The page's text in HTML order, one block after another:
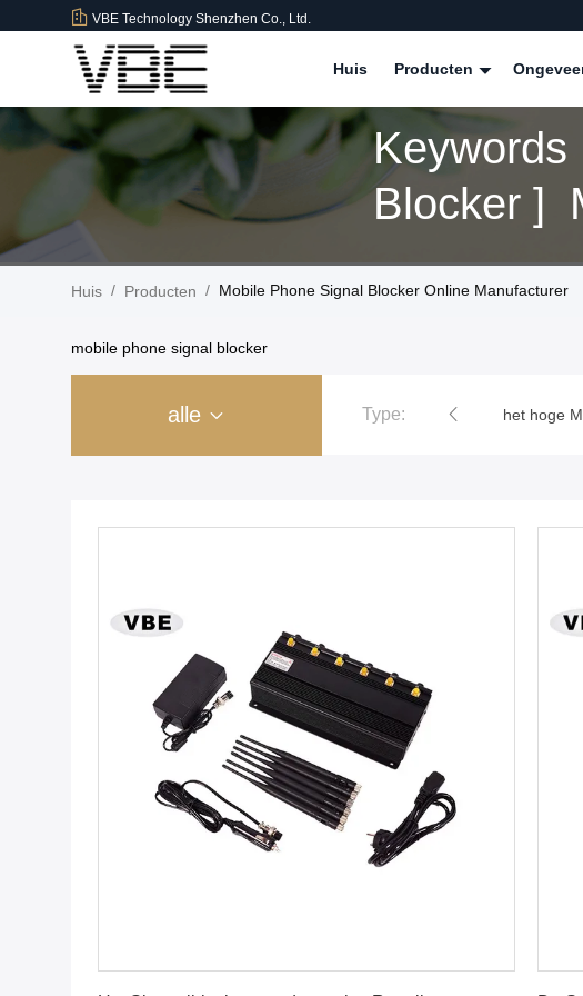
VBE Technology Shenzhen Co., Ltd.
Huis Producten
Blocker ]
Huis / Producten / Mobile Phone Signal Blocker Online Manufacturer
mobile phone signal blocker
alle Type:
De Stoorzender van het hoge Machtssignaal